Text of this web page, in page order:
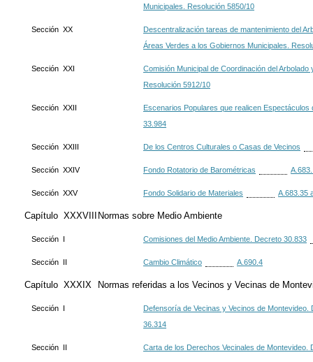
Municipales. Resolución 5850/10
Sección XX
Descentralización tareas de mantenimiento del
Áreas Verdes a los Gobiernos Municipales.
Sección XXI
Comisión Municipal de Coordinación del Arbolado
Resolución 5912/10
Sección XXII
Escenarios Populares que realicen Espectáculos
33.984
Sección XXIII De los Centros Culturales o Casas de Vecinos
Sección XXIV Fondo Rotatorio de Barométricas
Sección XXV Fondo Solidario de Materiales A.683.35
Capítulo XXXVIII Normas sobre Medio Ambiente
Sección I Comisiones del Medio Ambiente. Decreto 30.833
Sección II Cambio Climático A.690.4
Capítulo XXXIX Normas referidas a los Vecinos y Vecinas de
Sección I
Defensoría de Vecinas y Vecinos de
36.314
Sección II Carta de los Derechos Vecinales de Montevideo.